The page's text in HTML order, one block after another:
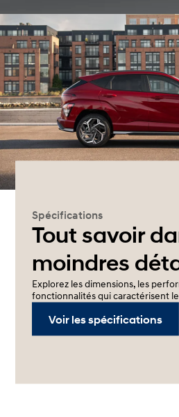
Spécifications
Tout savoir
moindres
Explorez les dimensions, les
fonctionnalités qui caractérisent
Voir les spécifications